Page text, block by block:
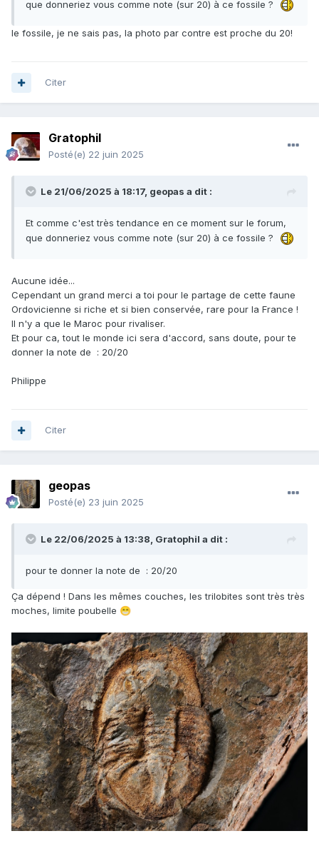
que donneriez vous comme note (sur 20) à ce fossile ?
le fossile, je ne sais pas, la photo par contre est proche du 20!
Citer
Gratophil
Posté(e) 22 juin 2025
Le 21/06/2025 à 18:17, geopas a dit :
Et comme c'est très tendance en ce moment sur le forum,
que donneriez vous comme note (sur 20) à ce fossile ?
Aucune idée...
Cependant un grand merci a toi pour le partage de cette faune
Ordovicienne si riche et si bien conservée, rare pour la France !
Il n'y a que le Maroc pour rivaliser.
Et pour ca, tout le monde ici sera d'accord, sans doute, pour te
donner la note de : 20/20
Philippe
Citer
geopas
Posté(e) 23 juin 2025
Le 22/06/2025 à 13:38, Gratophil a dit :
pour te donner la note de : 20/20
Ça dépend ! Dans les mêmes couches, les trilobites sont très très
moches, limite poubelle 😁